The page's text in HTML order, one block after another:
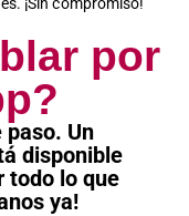
¡Sin compromiso!
por
Un
disponible
todo lo que
ya!